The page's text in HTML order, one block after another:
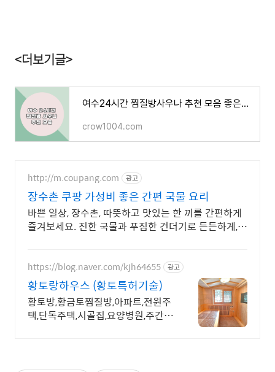
<더보기글>
여수24시간 찜질방사우나 추천 모음 좋은곳에서 힐링하세요
crow1004.com
http://m.coupang.com 광고
장수촌 쿠팡 가성비 좋은 간편 국물 요리
바쁜 일상, 장수촌, 따뜻하고 맛있는 한 끼를 간편하게
즐겨보세요. 진한 국물과 푸짐한 건더기로 든든하게,
https://blog.naver.com/kjh64655 광고
황토랑하우스 (황토특허기술)
황토방,황금토찜질방,아파트,전원주
택,단독주택,시골집,요양병원,주간보